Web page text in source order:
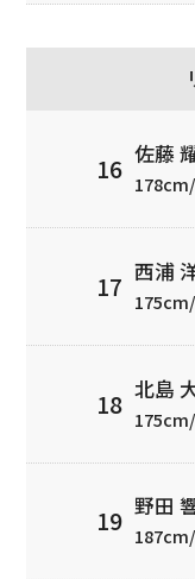
佐藤
西浦
北島
野田